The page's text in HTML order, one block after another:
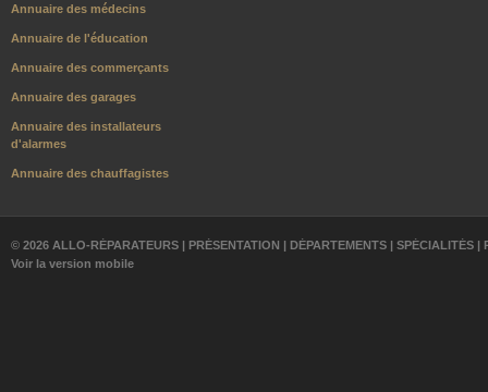
Annuaire des médecins
Annuaire de l'éducation
Annuaire des commerçants
Annuaire des garages
Annuaire des installateurs
d'alarmes
Annuaire des chauffagistes
© 2026 ALLO-RÉPARATEURS | PRÉSENTATION | DÉPARTEMENTS | SPÉCIALITÉS |
Voir la version mobile